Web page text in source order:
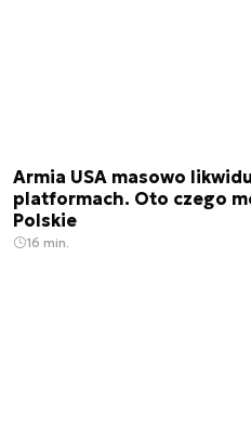
Armia USA masowo
platformach. Oto czego
Polskie
16 min.